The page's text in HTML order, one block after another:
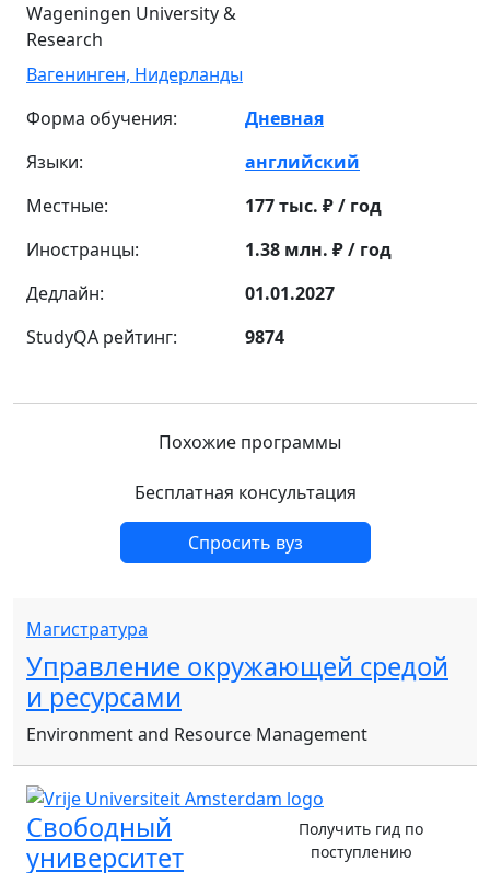
Wageningen University &
Research
Вагенинген, Нидерланды
Форма обучения:
Дневная
Языки:
английский
Местные:
177 тыс. ₽ / год
Иностранцы:
1.38 млн. ₽ / год
Дедлайн:
01.01.2027
StudyQA рейтинг:
9874
Похожие программы
Бесплатная консультация
Спросить вуз
Магистратура
Управление окружающей средой
и ресурсами
Environment and Resource Management
Свободный
университет
Получить гид по
поступлению